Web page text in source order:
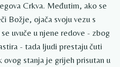
Crkva. Međutim, ako se
Božje, ojača svoju vezu s
uvuče u njene redove - zbog
- tada ljudi prestaju čuti
stanja je grijeh prisutan u